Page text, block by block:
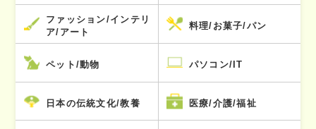
ファッション/インテリ
ア/アート
料理/お菓子/パン
ペット/動物 パソコン/IT
日本の伝統文化/教養 医療/介護/福祉